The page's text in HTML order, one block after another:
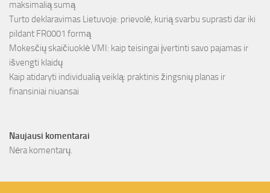
maksimalią sumą
Turto deklaravimas Lietuvoje: prievolė, kurią svarbu suprasti dar iki
pildant FR0001 formą
Mokesčių skaičiuoklė VMI: kaip teisingai įvertinti savo pajamas ir
išvengti klaidų
Kaip atidaryti individualią veiklą: praktinis žingsnių planas ir
finansiniai niuansai
Naujausi komentarai
Nėra komentarų.